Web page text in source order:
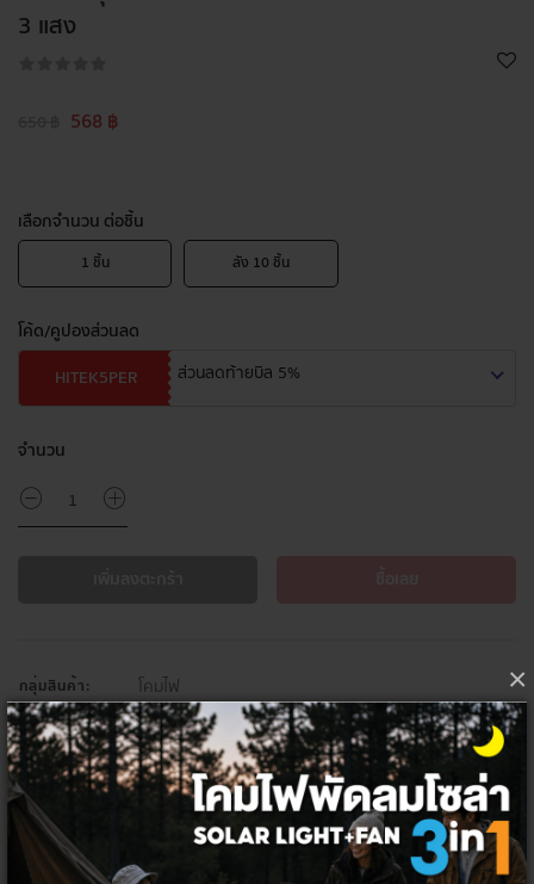
×
3 แสง
568 ฿
เลือกจำนวน ต่อชิ้น
1 ชิ้น ลัง 10 ชิ้น
โค้ด/คูปองส่วนลด
HITEK5PER ส่วนลดท้ายบิล 5%
จำนวน
กลุ่มสินค้า: โคมไฟ
ประเภทสินค้า: โคมไฟภายใน
หมวดสินค้า: โคมไฟติดเพดาน แอลอีดี
TAGS : ห้องต่างๆ